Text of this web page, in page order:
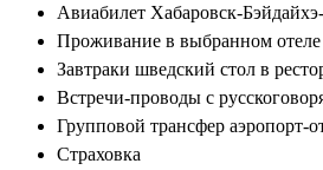
Авиабилет Хабаровск-
Проживание в выбранном отеле
Завтраки шведский стол в
Встречи-проводы с
Групповой трансфер аэропорт-
Страховка